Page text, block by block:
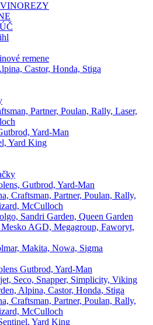
Castor, Honda, Stiga
Partner, Poulan, Rally, Laser,
Yard-Man
Yard King
Gutbrod, Yard-Man
Craftsman, Partner, Poulan, Rally,
McCulloch
Sandri Garden, Queen Garden
AGD, Megagroup, Faworyt,
Makita, Nowa, Sigma
Gutbrod, Yard-Man
Seco, Snapper, Simplicity, Viking
Alpina, Castor, Honda, Stiga
Craftsman, Partner, Poulan, Rally,
McCulloch
Yard King